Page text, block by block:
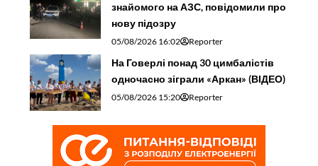
знайомого на АЗС, повідомили про
нову підозру
05/08/2026 16:02 Reporter
На Говерлі понад 30 цимбалістів
одночасно зіграли «Аркан» (ВІДЕО)
05/08/2026 15:20 Reporter